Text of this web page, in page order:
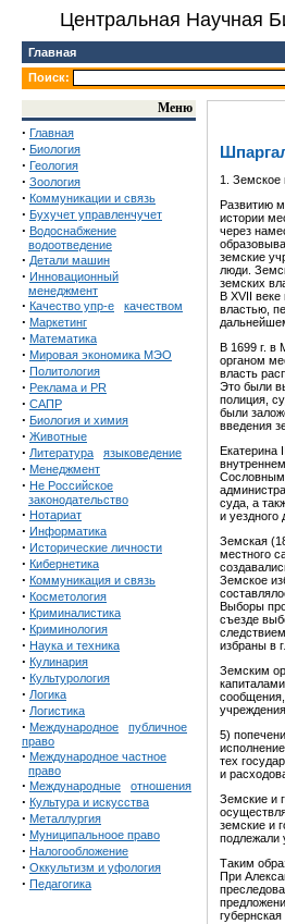
Центральная Научная
Главная
Поиск:
Меню
· Главная
· Биология
· Геология
· Зоология
· Коммуникации и связь
· Бухучет управленчучет
· Водоснабжение
водоотведение
· Детали машин
· Инновационный
менеджмент
· Качество упр-е качеством
· Маркетинг
· Математика
· Мировая экономика МЭО
· Политология
· Реклама и PR
· САПР
· Биология и химия
· Животные
· Литература языковедение
· Менеджмент
· Не Российское
законодательство
· Нотариат
· Информатика
· Исторические личности
· Кибернетика
· Коммуникация и связь
· Косметология
· Криминалистика
· Криминология
· Наука и техника
· Кулинария
· Культурология
· Логика
· Логистика
· Международное
публичное
право
· Международное частное
право
· Международные отношения
· Культура и искусства
· Металлургия
· Муниципальноое право
· Налогообложение
· Оккультизм и уфология
· Педагогика
1. Земское
Развитию
истории
через
земские
люди.
земских
В XVII веке
властью,
В 1699 г. в
органом
власть
Это были
полиция,
были
введения
Екатерина
Сословным
суда, а
и уездного
Земская
местного
Земское
Выборы
съезде
избраны в
Земским
5)
тех
и
Земские и
земские и
подлежали
Таким
При